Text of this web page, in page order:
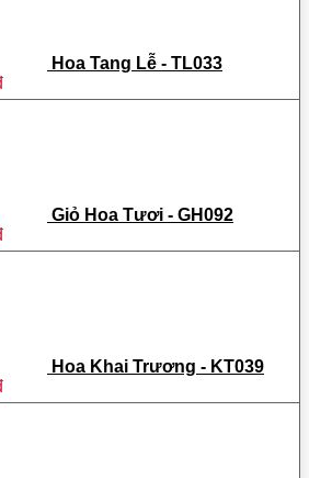
Hoa Tang Lễ - TL033
Giỏ Hoa Tươi - GH092
Hoa Khai Trương - KT039